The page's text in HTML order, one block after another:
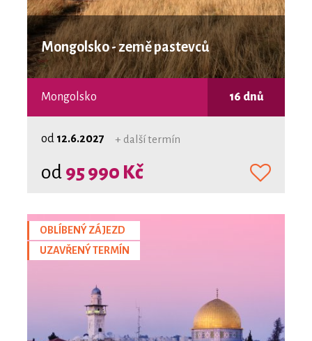
Mongolsko - země pastevců
Mongolsko 16 dnů
od 12.6.2027 + další termín
od 95 990 Kč
OBLÍBENÝ ZÁJEZD
UZAVŘENÝ TERMÍN